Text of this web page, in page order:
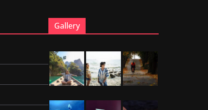
Gallery